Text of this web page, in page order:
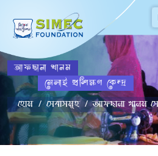
আফছানা খানম
সেলাই প্রশিক্ষণ কেন্দ্র
হোম সেবাসমূহ আফছানা খানম